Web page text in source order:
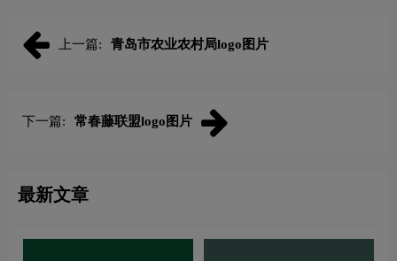
上一篇: 青岛市农业农村局logo图片
下一篇: 常春藤联盟logo图片
最新文章